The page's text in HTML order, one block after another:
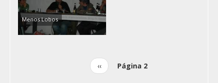
Menos Lobos
Página
anterior
‹‹ Página 2